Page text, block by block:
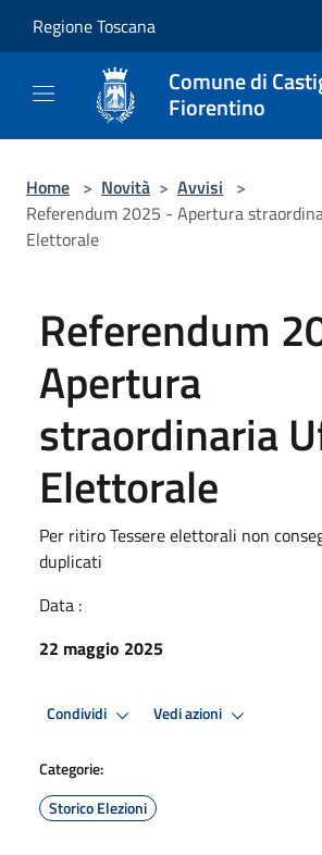
Regione Toscana
Comune di
Fiorentino
Home > Novità > Avvisi >
Referendum 2025 - Apertura
Elettorale
Referendum
Apertura
straordinaria
Elettorale
Per ritiro Tessere elettorali non
duplicati
Data :
22 maggio 2025
Condividi Vedi azioni
Categorie:
Storico Elezioni